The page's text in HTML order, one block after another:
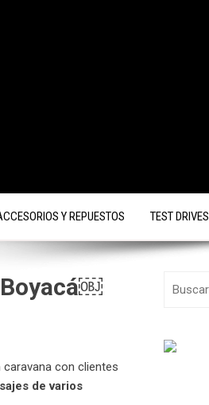
Y REPUESTOS TEST DRIVES
caravana con clientes
de varios